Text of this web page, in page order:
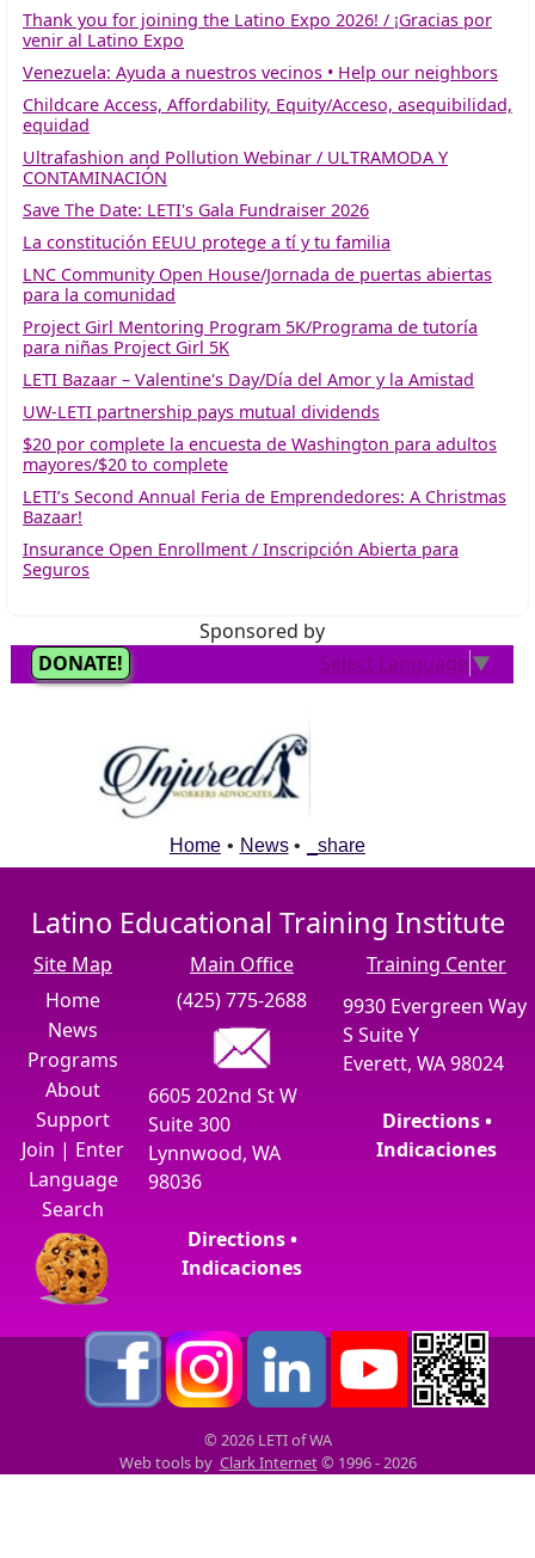
Thank you for joining the Latino Expo 2026! / ¡Gracias por
venir al Latino Expo
Venezuela: Ayuda a nuestros vecinos • Help our neighbors
Childcare Access, Affordability, Equity/Acceso, asequibilidad,
equidad
Ultrafashion and Pollution Webinar / ULTRAMODA Y
CONTAMINACIÓN
Save The Date: LETI's Gala Fundraiser 2026
La constitución EEUU protege a tí y tu familia
LNC Community Open House/Jornada de puertas abiertas
para la comunidad
Project Girl Mentoring Program 5K/Programa de tutoría
para niñas Project Girl 5K
LETI Bazaar – Valentine's Day/Día del Amor y la Amistad
UW-LETI partnership pays mutual dividends
$20 por complete la encuesta de Washington para adultos
mayores/$20 to complete
LETI’s Second Annual Feria de Emprendedores: A Christmas
Bazaar!
Insurance Open Enrollment / Inscripción Abierta para
Seguros
Sponsored by
Home • News • _share
Latino Educational Training Institute
Site Map
Home
News
Programs
About
Support
Join | Enter
Language
Search
Main Office
(425) 775-2688
6605 202nd St W
Suite 300
Lynnwood, WA
98036
Directions •
Indicaciones
Training Center
9930 Evergreen Way
S Suite Y
Everett, WA 98024
Directions •
Indicaciones
© 2026 LETI of WA
Web tools by Clark Internet© 1996 - 2026